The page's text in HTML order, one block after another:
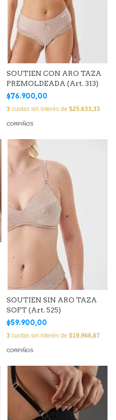
SOUTIEN CON ARO TAZA
PREMOLDEADA (Art. 313)
$76.900,00
3 cuotas sin interés de $25.633,33
CORPIÑOS
SOUTIEN SIN ARO TAZA
SOFT (Art. 525)
$59.900,00
3 cuotas sin interés de $19.966,67
CORPIÑOS